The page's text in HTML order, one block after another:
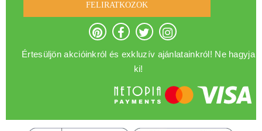
FELIRATKOZOK
Értesüljön akcióinkról és exkluzív ajánlatainkról! Ne hagyja
ki!